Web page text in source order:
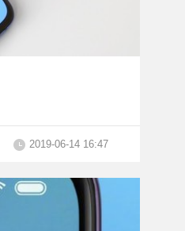
2019-06-14 16:47